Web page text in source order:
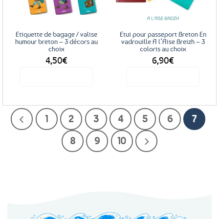
sur
Etiquette de bagage / valise
humour breton – 3 décors au
choix
4,50€
plusieurs
variations.
A L'AISE BREIZH
Etui pour passeport Breton En
vadrouille A l’Aise Breizh – 3
coloris au choix
6,90€
a
plusieurs
variations.
Les
options
page
1 2 3 4 5 6
7
8
9 10